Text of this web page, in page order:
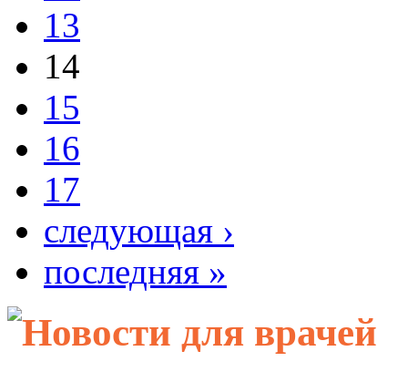
13
14
15
16
17
следующая ›
последняя »
Новости для врачей